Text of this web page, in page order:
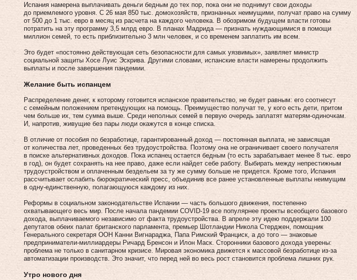
Испания намерена выплачивать деньги бедным до тех пор, пока они не поднимут свои доходы
до приемлемого уровня. С 26 мая 850 тыс. домохозяйств, признанных неимущими, получат право на сумму
от 500 до 1 тыс. евро в месяц из расчета на каждого человека. В обозримом будущем власти готовы
потратить на эту программу 3,5 млрд евро. В планах Мадрида — признать нуждающимися в помощи
миллион семей, то есть приблизительно 3 млн человек, и со временем заплатить им всем.
Это будет «постоянно действующая сеть безопасности для самых уязвимых», заявляет министр
социальной защиты Хосе Луис Эскрива. Другими словами, испанские власти намерены продолжить
выплаты и после завершения пандемии.
Желание быть испанцем
Распределение денег, к которому готовится испанское правительство, не будет равным: его соотнесут
с семейным положением претендующих на помощь. Преимущество получат те, у кого есть дети, притом
чем больше их, тем сумма выше. Среди неполных семей в первую очередь заплатят матерям-одиночкам.
И, напротив, живущие без пары люди окажутся в конце списка.
В отличие от пособия по безработице, гарантированный доход — постоянная выплата, не зависящая
от количества лет, проведенных без трудоустройства. Поэтому она не ограничивает своего получателя
в поиске альтернативных доходов. Пока испанец остается бедным (то есть зарабатывает менее 8 тыс. евро
в год), он будет сохранять на нее право, даже если найдет себе работу. Выбирать между непрестижным
трудоустройством и оплаченным бездельем за ту же сумму больше не придется. Кроме того, Испания
рассчитывает ослабить бюрократический пресс, объединив все ранее установленные выплаты неимущим
в одну-единственную, полагающуюся каждому из них.
Реформы в социальном законодательстве Испании — часть большого движения, постепенно
охватывающего весь мир. После начала пандемии COVID-19 все популярнее проекты всеобщего базового
дохода, выплачиваемого независимо от факта трудоустройства. В апреле эту идею поддержали 100
депутатов обеих палат британского парламента, премьер Шотландии Никола Стерджен, помощник
Генерального секретаря ООН Канни Вигнараджа, Папа Римский Франциск, а до того — знаковые
предприниматели-миллиардеры Ричард Бренсон и Илон Маск. Сторонники базового дохода уверены:
проблема не только в санитарном кризисе. Мировая экономика движется к массовой безработице из-за
автоматизации производств. Это значит, что перед ней во весь рост становится проблема лишних рук.
Утро нового дня